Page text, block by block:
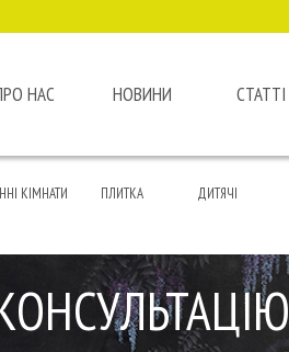
НАС НОВИНИ СТАТТІ
КІМНАТИ ПЛИТКА ДИТЯЧІ